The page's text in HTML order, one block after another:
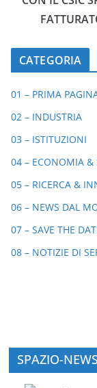
CATEGORIA
01 – PRIMA
02 – INDUSTRIA
03 – ISTITUZIONI
04 – ECONOMIA &
05 – RICERCA &
06 – NEWS DAL
07 – SAVE THE
08 – NOTIZIE DI
SPAZIO-